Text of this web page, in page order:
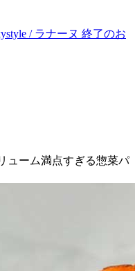
/ ラナーヌ 終了のお
ューム満点すぎる惣菜パ